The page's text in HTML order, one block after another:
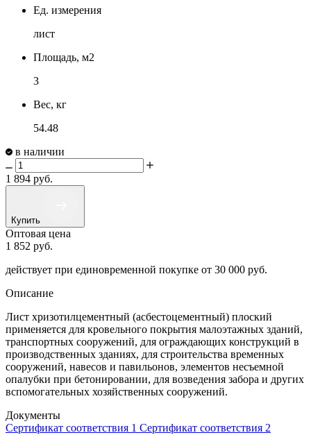
Ед. измерения
лист
Площадь, м2
3
Вес, кг
54.48
в наличии
1 894 руб.
Купить
Оптовая цена
1 852 руб.
действует при единовременной покупке от 30 000 руб.
Описание
Лист хризотилцементный (асбестоцементный) плоский
применяется для кровельного покрытия малоэтажных зданий,
транспортных сооружений, для ограждающих конструкций в
производственных зданиях, для строительства временных
сооружений, навесов и павильонов, элементов несъемной
опалубки при бетонировании, для возведения забора и других
вспомогательных хозяйственных сооружений.
Документы
Сертификат соответствия 1 Сертификат соответствия 2